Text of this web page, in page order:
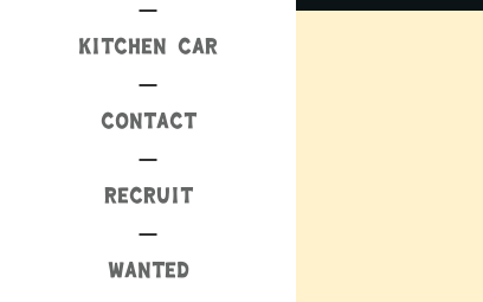
KITCHEN CAR
CONTACT
RECRUIT
WANTED